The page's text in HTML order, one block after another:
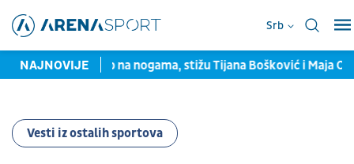
Srb
NAJNOVIJEUb na nogama, stižu Tijana Bošković i Maja
Vesti iz ostalih sportova